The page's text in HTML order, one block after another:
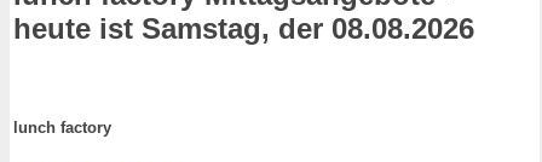
heute ist Samstag, der 08.08.2026
lunch factory